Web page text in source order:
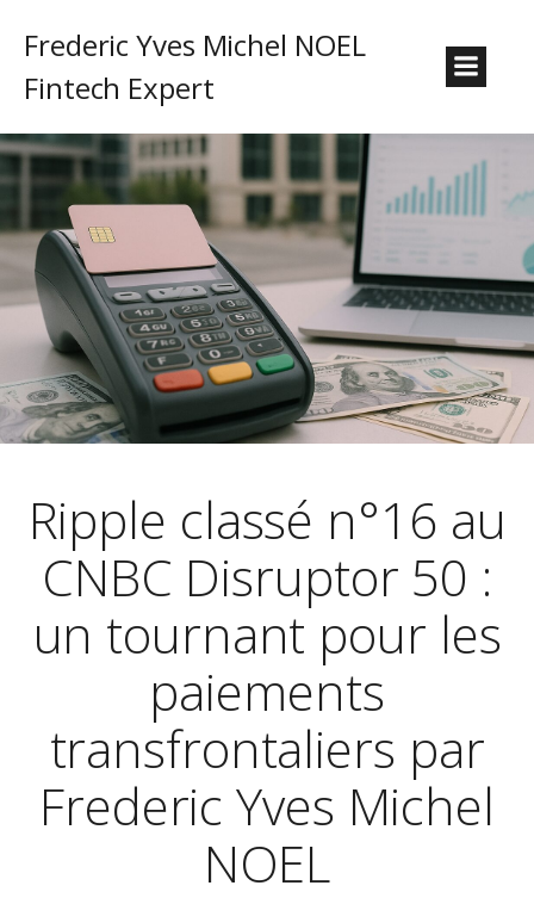
Frederic Yves Michel NOEL
Fintech Expert
Ripple classé n°16 au
CNBC Disruptor 50 :
un tournant pour les
paiements
transfrontaliers par
Frederic Yves Michel
NOEL